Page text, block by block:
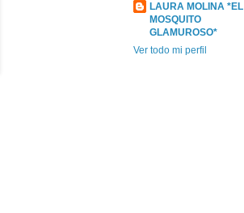
LAURA MOLINA *EL
MOSQUITO
GLAMUROSO*
Ver todo mi perfil